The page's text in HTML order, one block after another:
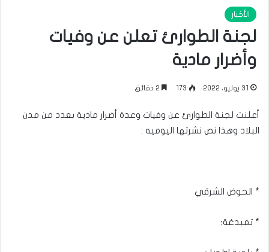
الأخبار
لجنة الطوارئ تعلن عن وفيات
وأضرار مادية
31 يوليو، 2022 173
أعلنت لجنة الطوارئ عن وفيات وعدة أضرار مادية بعدد من مدن
البلاد وهذا نص نشرتها اليوميه :
* الحوض الشرقي
* تمبدغة؛